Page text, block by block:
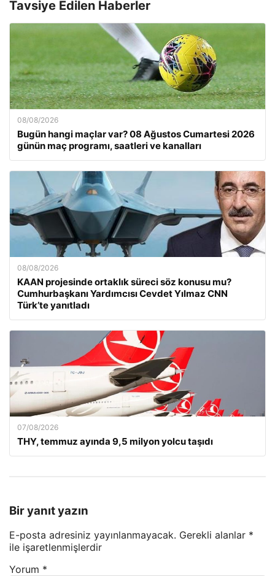
Tavsiye Edilen Haberler
08/08/2026
Bugün hangi maçlar var? 08 Ağustos Cumartesi 2026
günün maç programı, saatleri ve kanalları
08/08/2026
KAAN projesinde ortaklık süreci söz konusu mu?
Cumhurbaşkanı Yardımcısı Cevdet Yılmaz CNN
Türk’te yanıtladı
07/08/2026
THY, temmuz ayında 9,5 milyon yolcu taşıdı
Bir yanıt yazın
E-posta adresiniz yayınlanmayacak. Gerekli alanlar *
ile işaretlenmişlerdir
Yorum *